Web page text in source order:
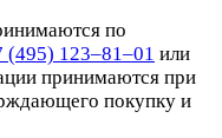
по
(495) 123–81–01 или
принимаются при
покупку и